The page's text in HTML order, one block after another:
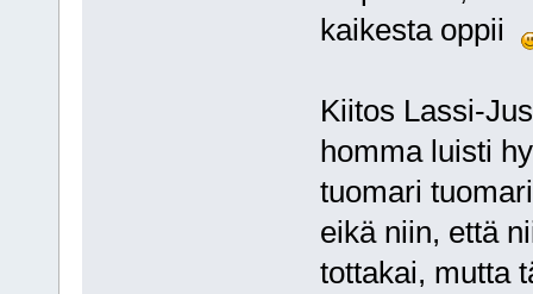
kaikesta oppii
Kiitos Lassi-
homma luisti
tuomari
eikä niin, että
tottakai, mutta